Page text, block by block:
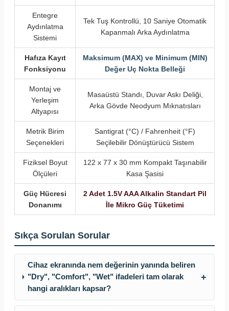
Entegre
Aydınlatma
Sistemi
Tek Tuş Kontrollü, 10 Saniye Otomatik
Kapanmalı Arka Aydınlatma
Hafıza Kayıt
Fonksiyonu
Maksimum (MAX) ve Minimum (MIN)
Değer Uç Nokta Belleği
Montaj ve
Yerleşim
Altyapısı
Masaüstü Standı, Duvar Askı Deliği,
Arka Gövde Neodyum Mıknatısları
Metrik Birim
Seçenekleri
Santigrat (°C) / Fahrenheit (°F)
Seçilebilir Dönüştürücü Sistem
Fiziksel Boyut
Ölçüleri
122 x 77 x 30 mm Kompakt Taşınabilir
Kasa Şasisi
Güç Hücresi
Donanımı
2 Adet 1.5V AAA Alkalin Standart Pil
İle Mikro Güç Tüketimi
Sıkça Sorulan Sorular
Cihaz ekranında nem değerinin yanında beliren
"Dry", "Comfort", "Wet" ifadeleri tam olarak
hangi aralıkları kapsar?
+